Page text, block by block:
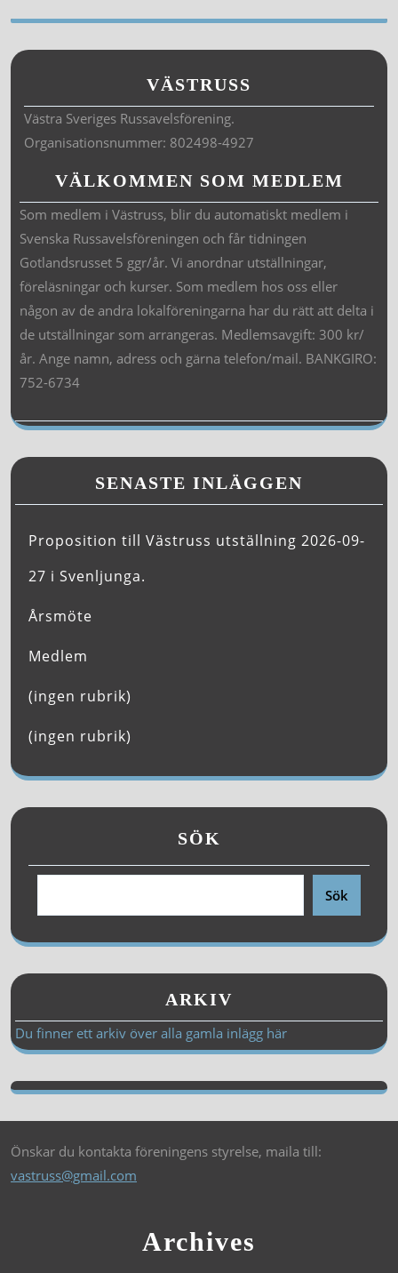
VÄSTRUSS
Västra Sveriges Russavelsförening.
Organisationsnummer: 802498-4927
VÄLKOMMEN SOM MEDLEM
Som medlem i Västruss, blir du automatiskt medlem i
Svenska Russavelsföreningen och får tidningen
Gotlandsrusset 5 ggr/år. Vi anordnar utställningar,
föreläsningar och kurser. Som medlem hos oss eller
någon av de andra lokalföreningarna har du rätt att delta i
de utställningar som arrangeras. Medlemsavgift: 300 kr/
år. Ange namn, adress och gärna telefon/mail. BANKGIRO:
752-6734
SENASTE INLÄGGEN
Proposition till Västruss utställning 2026-09-
27 i Svenljunga.
Årsmöte
Medlem
(ingen rubrik)
(ingen rubrik)
SÖK
Sök
ARKIV
Du finner ett arkiv över alla gamla inlägg här
Önskar du kontakta föreningens styrelse, maila till:
vastruss@gmail.com
Archives